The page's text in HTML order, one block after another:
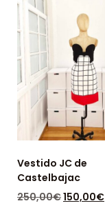
Vestido JC de
Castelbajac
250,00€150,00€